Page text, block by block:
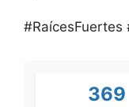
#RaícesFuertes
369